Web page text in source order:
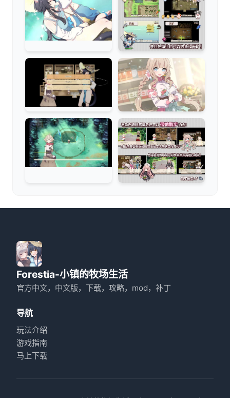
Forestia-小镇的牧场生活
官方中文，中文版，下载，攻略，mod，补丁
导航
玩法介绍
游戏指南
马上下载